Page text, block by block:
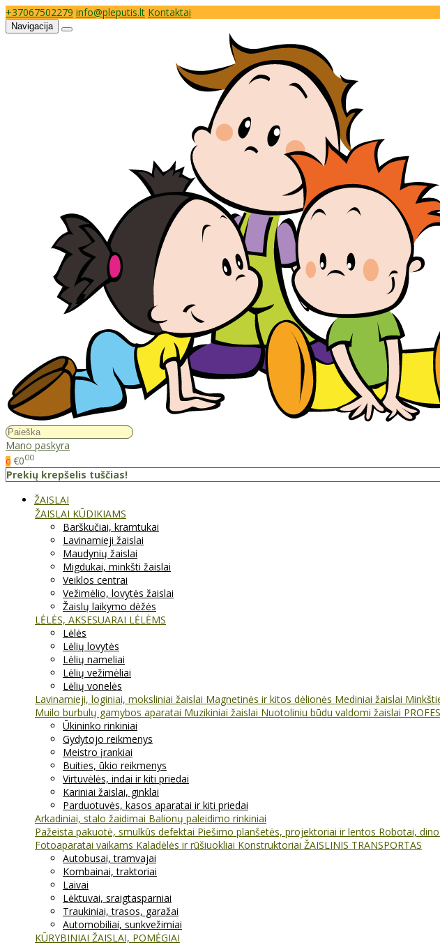
+37067502279 info@pleputis.lt Kontaktai
Navigacija
Mano paskyra
0 €000
Prekių krepšelis tuščias!
ŽAISLAI
ŽAISLAI KŪDIKIAMS
Barškučiai, kramtukai
Lavinamieji žaislai
Maudynių žaislai
Migdukai, minkšti žaislai
Veiklos centrai
Vežimėlio, lovytės žaislai
Žaislų laikymo dėžės
LĖLĖS, AKSESUARAI LĖLĖMS
Lėlės
Lėlių lovytės
Lėlių nameliai
Lėlių vežimėliai
Lėlių vonelės
Lavinamieji, loginiai, moksliniai žaislai Magnetinės ir kitos dėlionės Mediniai žaislai
Muilo burbulų gamybos aparatai Muzikiniai žaislai Nuotoliniu būdu valdomi žaislai
Ūkininko rinkiniai
Gydytojo reikmenys
Meistro įrankiai
Buities, ūkio reikmenys
Virtuvėlės, indai ir kiti priedai
Kariniai žaislai, ginklai
Parduotuvės, kasos aparatai ir kiti priedai
Arkadiniai, stalo žaidimai Balionų paleidimo rinkiniai
Pažeista pakuotė, smulkūs defektai Piešimo planšetės, projektoriai ir lentos Robotai,
Fotoaparatai vaikams Kaladėlės ir rūšiuokliai Konstruktoriai ŽAISLINIS TRANSPORTAS
Autobusai, tramvajai
Kombainai, traktoriai
Laivai
Lėktuvai, sraigtasparniai
Traukiniai, trasos, garažai
Automobiliai, sunkvežimiai
KŪRYBINIAI ŽAISLAI, POMĖGIAI